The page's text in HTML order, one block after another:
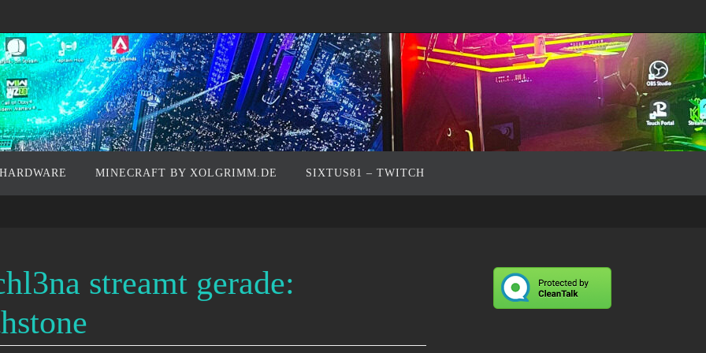
MINECRAFT BY XOLGRIMM.DE SIXTUS81 – TWITCH
streamt gerade: